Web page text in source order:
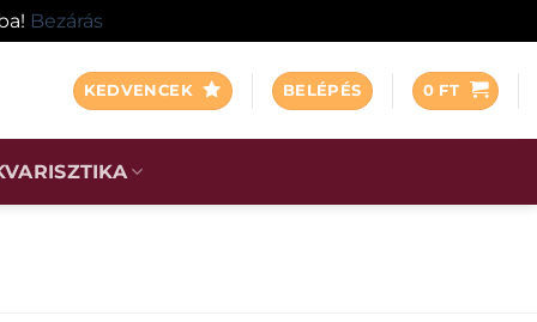
Bezárás
KEDVENCEK BELÉPÉS 0 FT